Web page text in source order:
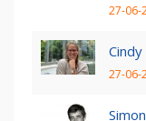
27-06-
27-06-